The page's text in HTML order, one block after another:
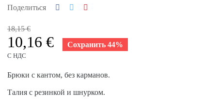
Поделиться
18,15 €
10,16 € Сохранить 44%
С НДС
Брюки с кантом, без карманов.
Талия с резинкой и шнурком.